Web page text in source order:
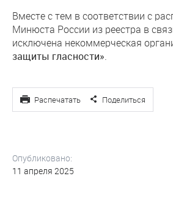
Вместе с тем в соответствии с
Минюста России из реестра в
исключена некоммерческая
защиты гласности»
Распечатать Поделиться
Опубликовано:
11 апреля 2025